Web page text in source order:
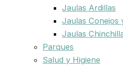
Jaulas Ardillas
Jaulas Conejos
Jaulas
Parques
Salud y Higiene